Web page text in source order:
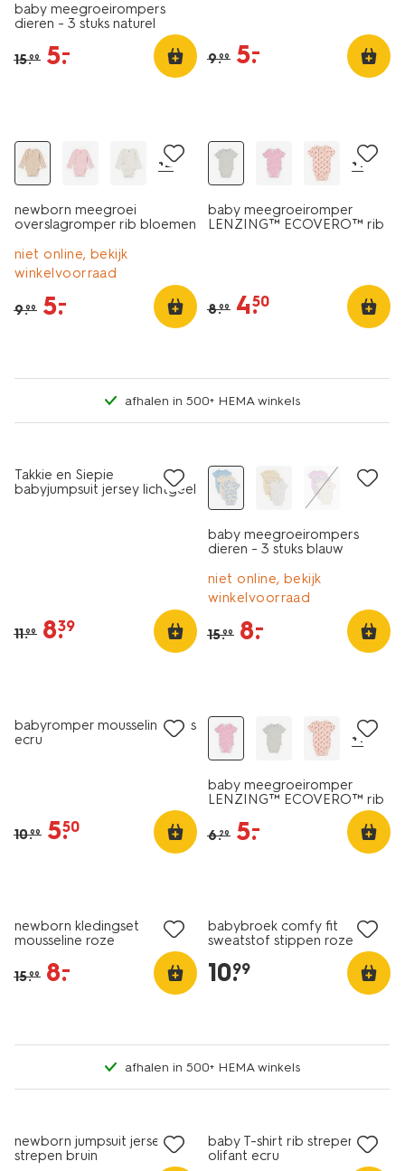
baby meegroeirompers
dieren - 3 stuks naturel
15.99 5.
– 9.99 5.
–
+2
newborn meegroei
overslagromper rib bloemen
niet online, bekijk
winkelvoorraad
9.99 5.
–
+1
baby meegroeiromper
LENZING™ ECOVERO™ rib
8.99 4.
50
afhalen in 500+ HEMA winkels
Takkie en Siepie
babyjumpsuit jersey lichtgeel
11.99 8.
39
3 stuks
baby meegroeirompers
dieren - 3 stuks blauw
niet online, bekijk
winkelvoorraad
15.99 8.
–
babyromper mousseline ijsjes
ecru
10.99 5.
50
+1
baby meegroeiromper
LENZING™ ECOVERO™ rib
6.29 5.
–
newborn kledingset
mousseline roze
15.99 8.
–
babybroek comfy fit
sweatstof stippen roze
10.
99
afhalen in 500+ HEMA winkels
newborn jumpsuit jersey
strepen bruin
baby T-shirt rib strepen
olifant ecru